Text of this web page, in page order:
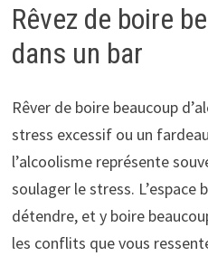
Rêvez de boire
dans un bar
Rêver de boire beaucoup
stress excessif ou un
l’alcoolisme représente
soulager le stress. L’espace
détendre, et y boire
les conflits que vous